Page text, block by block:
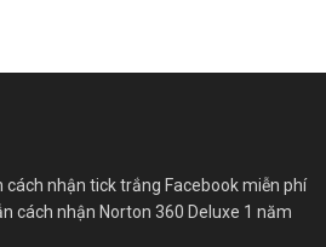
cách nhận tick trắng Facebook miễn phí
cách nhận Norton 360 Deluxe 1 năm